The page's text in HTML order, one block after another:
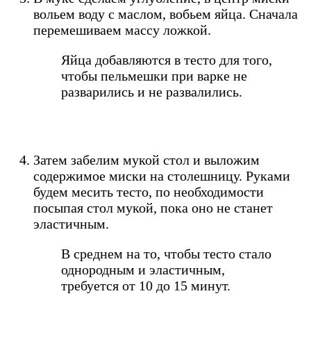
вольем воду с маслом, вобьем яйца. Сначала
перемешиваем массу ложкой.
Яйца добавляются в тесто для того,
чтобы пельмешки при варке не
разварились и не развалились.
Затем забелим мукой стол и выложим
содержимое миски на столешницу. Руками
будем месить тесто, по необходимости
посыпая стол мукой, пока оно не станет
эластичным.
В среднем на то, чтобы тесто стало
однородным и эластичным,
требуется от 10 до 15 минут.